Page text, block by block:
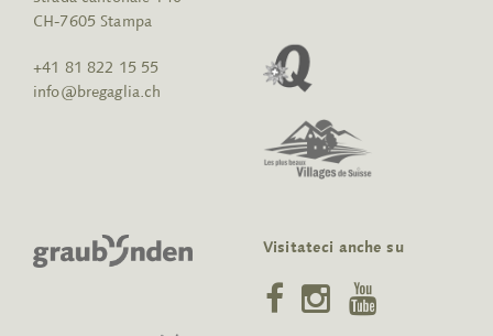
CH-7605 Stampa
+41 81 822 15 55
info@bregaglia.ch
Visitateci anche su